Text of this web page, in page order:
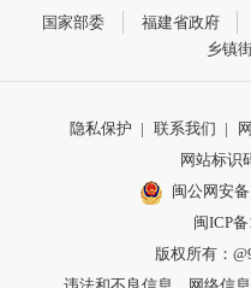
国家部委 福建省政府
乡镇
隐私保护 | 联系我们 |
网站标识
闽公网安
闽ICP
版权所有：